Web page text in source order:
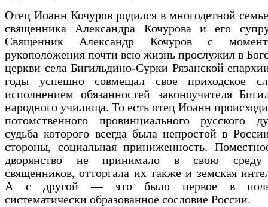
Отец Иоанн Кочуров родился в многодетной семье
священника Александра Кочурова и его
Священник Александр Кочуров с
рукоположения почти всю жизнь прослужил в
церкви села Бигильдино-Сурки Рязанской
годы успешно совмещал свое приходское
исполнением обязанностей законоучителя
народного училища. То есть отец Иоанн
потомственного провинциального русского
судьба которого всегда была непростой в
стороны, социальная приниженность.
дворянство не принимало в свою среду
священников, отторгала их также и земская
А с другой — это было первое в
систематически образованное сословие России.